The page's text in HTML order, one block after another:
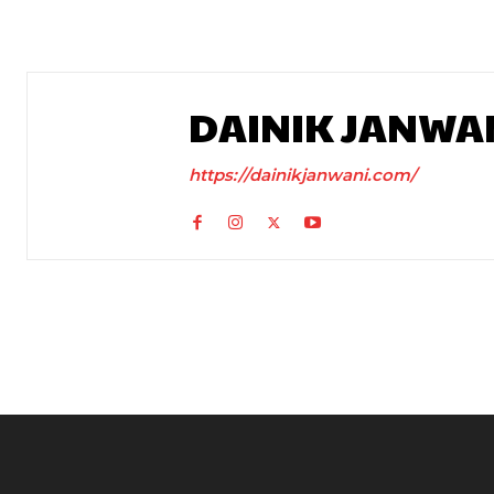
DAINIK
https://dainikjanwani.com/